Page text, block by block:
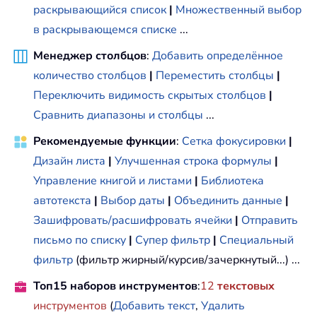
раскрывающийся список | Множественный выбор
в раскрывающемся списке ...
Менеджер столбцов: Добавить определённое
количество столбцов | Переместить столбцы |
Переключить видимость скрытых столбцов |
Сравнить диапазоны и столбцы ...
Рекомендуемые функции: Сетка фокусировки |
Дизайн листа | Улучшенная строка формулы |
Управление книгой и листами | Библиотека
автотекста | Выбор даты | Объединить данные |
Зашифровать/расшифровать ячейки | Отправить
письмо по списку | Супер фильтр | Специальный
фильтр (фильтр жирный/курсив/зачеркнутый...) ...
Топ15 наборов инструментов:12 текстовых
инструментов (Добавить текст, Удалить